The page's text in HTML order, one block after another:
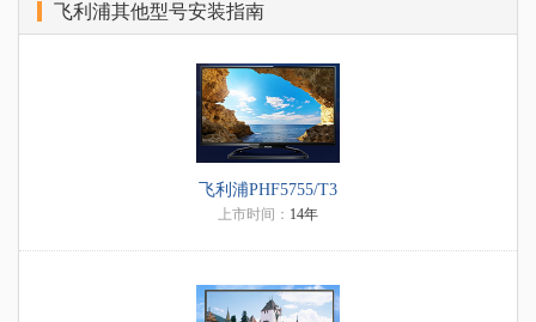
飞利浦其他型号安装指南
飞利浦PHF5755/T3
上市时间： 14年